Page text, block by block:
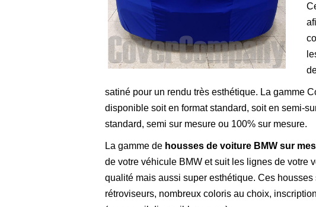
satiné pour un rendu très esthétique. La gamme
disponible soit en format standard, soit en semi-
standard, semi sur mesure ou 100% sur mesure.
La gamme de housses de voiture BMW sur
de votre véhicule BMW et suit les lignes de votre
qualité mais aussi super esthétique. Ces
rétroviseurs, nombreux coloris au choix,